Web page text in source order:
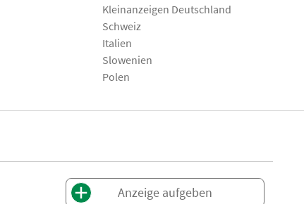
Kleinanzeigen Deutschland
Schweiz
Italien
Slowenien
Polen
Anzeige aufgeben